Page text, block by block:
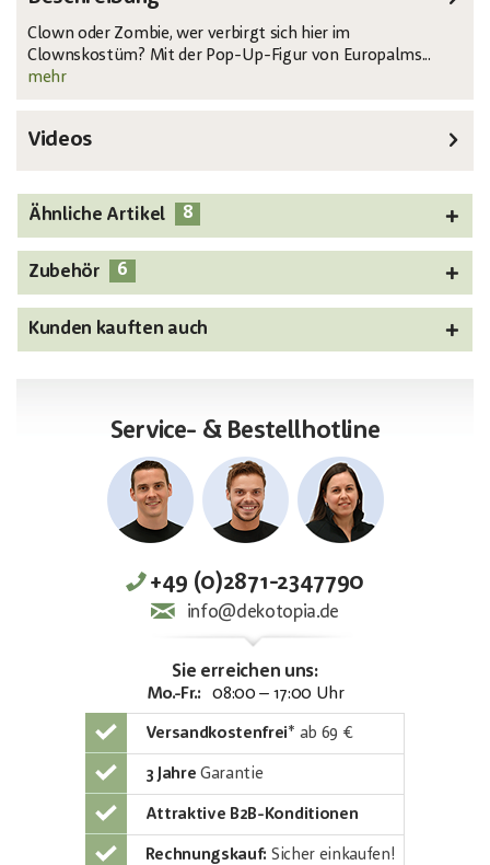
Clown oder Zombie, wer verbirgt sich hier im
Clownskostüm? Mit der Pop-Up-Figur von Europalms...
mehr
Videos
Ähnliche Artikel 8
Zubehör 6
Kunden kauften auch
Service- & Bestellhotline
+49 (0)2871-2347790
info@dekotopia.de
Sie erreichen uns:
Mo.-Fr.: 08:00 – 17:00 Uhr
Versandkostenfrei* ab 69 €
3 Jahre Garantie
Attraktive B2B-Konditionen
Rechnungskauf: Sicher einkaufen!